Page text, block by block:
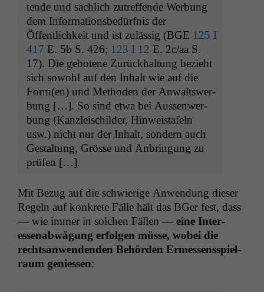
tende und sach­lich zutr­e­f­fende Wer­bung
dem Infor­ma­tions­bedürf­nis der
Öffentlichkeit und ist zuläs­sig (BGE 125 I
417 E. 5b S. 426; 123 I 12 E. 2c/aa S.
17). Die gebotene Zurück­hal­tung bezieht
sich sowohl auf den Inhalt wie auf die
Form(en) und Meth­o­d­en der Anwaltswer­
bung […]. So sind etwa bei Aussen­wer­
bung (Kan­zleis­childer, Hin­weistafeln
usw.) nicht nur der Inhalt, son­dern auch
Gestal­tung, Grösse und Anbringung zu
prüfen […].
Mit Bezug auf die schwierige Anwen­dung dieser
Regeln auf konkrete Fälle hält das BGer fest, dass
— wie immer in solchen Fällen — eine Inter­
essen­ab­wä­gung erfol­gen müsse, wobei die
recht­san­wen­den­den Behör­den Ermessensspiel­
raum geniessen: